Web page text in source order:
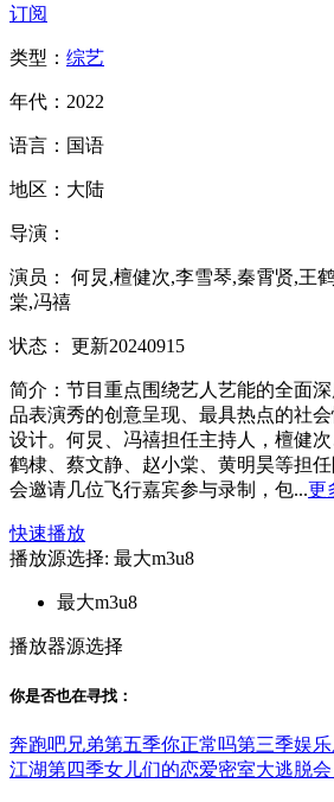
订阅
类型： 综艺
年代： 2022
语言： 国语
地区： 大陆
导演：
演员：
何炅,檀健次,李雪琴,秦霄贤,王
棠,冯禧
状态： 更新20240915
简介： 节目重点围绕艺人艺能的全面
品表演秀的创意呈现、最具热点的社
设计。何炅、冯禧担任主持人，檀健
鹤棣、蔡文静、赵小棠、黄明昊等担
会邀请几位飞行嘉宾参与录制，包...更
快速播放
播放源选择: 最大m3u8
最大m3u8
播放器源选择
你是否也在寻找 ：
奔跑吧兄弟第五季你正常吗第三季娱
江湖第四季女儿们的恋爱密室大逃脱会